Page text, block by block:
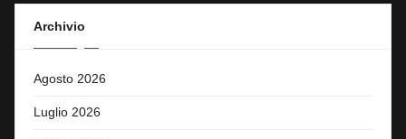
Archivio
Agosto 2026
Luglio 2026